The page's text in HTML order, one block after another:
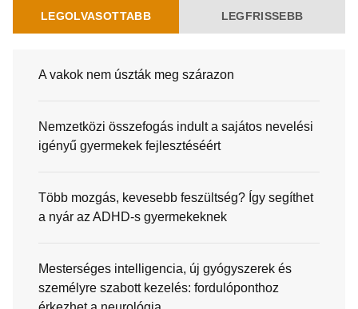
LEGOLVASOTTABB LEGFRISSEBB
A vakok nem úszták meg szárazon
Nemzetközi összefogás indult a sajátos nevelési
igényű gyermekek fejlesztéséért
Több mozgás, kevesebb feszültség? Így segíthet
a nyár az ADHD-s gyermekeknek
Mesterséges intelligencia, új gyógyszerek és
személyre szabott kezelés: fordulóponthoz